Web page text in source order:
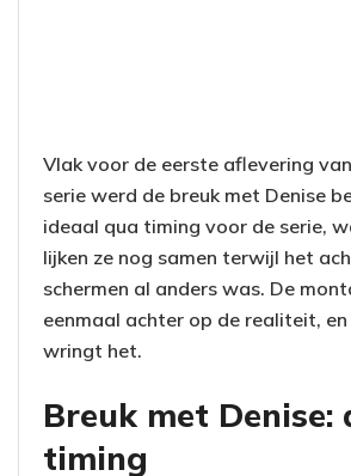
Vlak voor de eerste aflevering
serie werd de breuk met Denise
ideaal qua timing voor de serie,
lijken ze nog samen terwijl het
schermen al anders was. De
eenmaal achter op de realiteit,
wringt het.
Breuk met Denise:
timing